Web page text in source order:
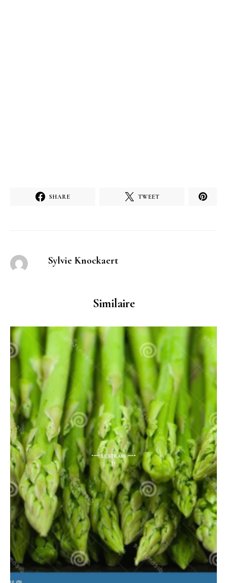
SHARE TWEET
Sylvie Knockaert
Similaire